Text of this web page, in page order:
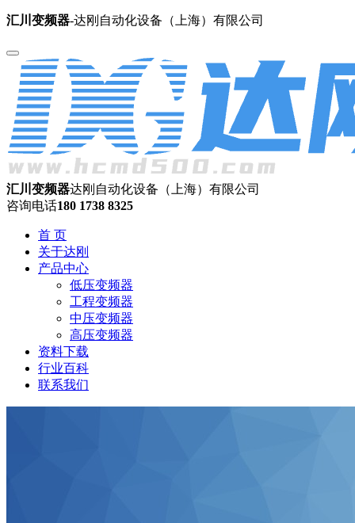
汇川变频器-达刚自动化设备（上海）有限公司
汇川变频器达刚自动化设备（上海）有限公司
咨询电话180 1738 8325
首 页
关于达刚
产品中心
低压变频器
工程变频器
中压变频器
高压变频器
资料下载
行业百科
联系我们